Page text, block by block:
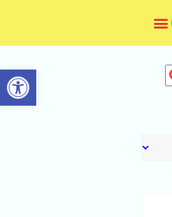
פתח סרגל נגישות